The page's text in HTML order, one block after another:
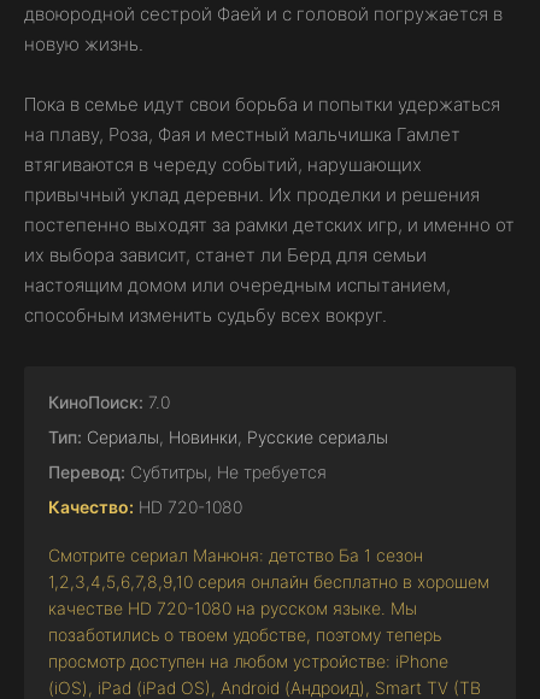
двоюродной сестрой Фаей и с головой погружается в
новую жизнь.
Пока в семье идут свои борьба и попытки удержаться
на плаву, Роза, Фая и местный мальчишка Гамлет
втягиваются в череду событий, нарушающих
привычный уклад деревни. Их проделки и решения
постепенно выходят за рамки детских игр, и именно от
их выбора зависит, станет ли Берд для семьи
настоящим домом или очередным испытанием,
способным изменить судьбу всех вокруг.
КиноПоиск: 7.0
Тип: Сериалы, Новинки, Русские сериалы
Перевод: Субтитры, Не требуется
Качество: HD 720-1080
Смотрите сериал Манюня: детство Ба 1 сезон
1,2,3,4,5,6,7,8,9,10 серия онлайн бесплатно в хорошем
качестве HD 720-1080 на русском языке. Мы
позаботились о твоем удобстве, поэтому теперь
просмотр доступен на любом устройстве: iPhone
(iOS), iPad (iPad OS), Android (Андроид), Smart TV (ТВ